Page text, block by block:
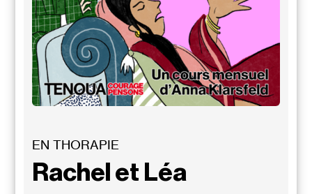
EN THORAPIE
Rachel et Léa